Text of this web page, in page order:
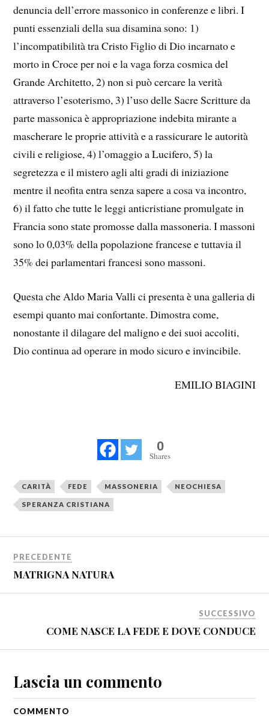
denuncia dell’errore massonico in conferenze e libri. I
punti essenziali della sua disamina sono: 1)
l’incompatibilità tra Cristo Figlio di Dio incarnato e
morto in Croce per noi e la vaga forza cosmica del
Grande Architetto, 2) non si può cercare la verità
attraverso l’esoterismo, 3) l’uso delle Sacre Scritture da
parte massonica è appropriazione indebita mirante a
mascherare le proprie attività e a rassicurare le autorità
civili e religiose, 4) l’omaggio a Lucifero, 5) la
segretezza e il mistero agli alti gradi di iniziazione
mentre il neofita entra senza sapere a cosa va incontro,
6) il fatto che tutte le leggi anticristiane promulgate in
Francia sono state promosse dalla massoneria. I massoni
sono lo 0,03% della popolazione francese e tuttavia il
35% dei parlamentari francesi sono massoni.
Questa che Aldo Maria Valli ci presenta è una galleria di
esempi quanto mai confortante. Dimostra come,
nonostante il dilagare del maligno e dei suoi accoliti,
Dio continua ad operare in modo sicuro e invincibile.
EMILIO BIAGINI
0
Shares
CARITÀ FEDE MASSONERIA NEOCHIESA
SPERANZA CRISTIANA
PRECEDENTE
MATRIGNA NATURA
SUCCESSIVO
COME NASCE LA FEDE E DOVE CONDUCE
Lascia un commento
COMMENTO